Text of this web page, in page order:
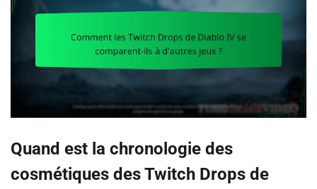
Quand est la chronologie des
cosmétiques des Twitch Drops de